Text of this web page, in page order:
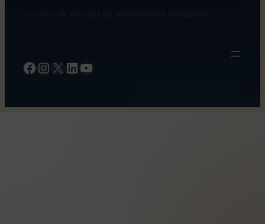
Facebook
Instagram
X LinkedIn
YouTube